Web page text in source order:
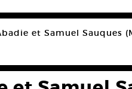
et Samuel Sauques